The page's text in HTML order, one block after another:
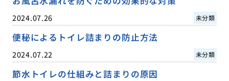
2024.07.26 未分類
便秘によるトイレ詰まりの防止方法
2024.07.22 未分類
節水トイレの仕組みと詰まりの原因